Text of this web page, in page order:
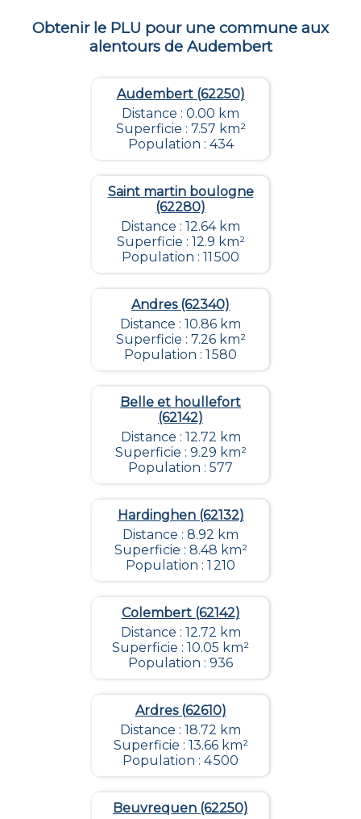
Obtenir le PLU pour une commune aux
alentours de Audembert
Audembert (62250)
Distance : 0.00 km
Superficie : 7.57 km²
Population : 434
Saint martin boulogne
(62280)
Distance : 12.64 km
Superficie : 12.9 km²
Population : 11 500
Andres (62340)
Distance : 10.86 km
Superficie : 7.26 km²
Population : 1 580
Belle et houllefort
(62142)
Distance : 12.72 km
Superficie : 9.29 km²
Population : 577
Hardinghen (62132)
Distance : 8.92 km
Superficie : 8.48 km²
Population : 1 210
Colembert (62142)
Distance : 12.72 km
Superficie : 10.05 km²
Population : 936
Ardres (62610)
Distance : 18.72 km
Superficie : 13.66 km²
Population : 4 500
Beuvrequen (62250)